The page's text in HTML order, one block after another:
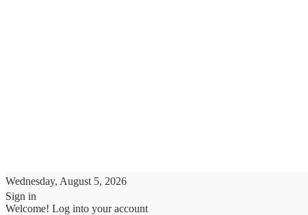
Wednesday, August 5, 2026
Sign in
Welcome! Log into your account